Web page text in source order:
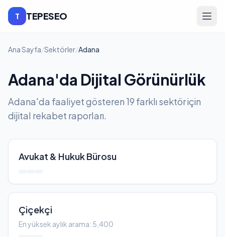
T TEPESEO
Ana Sayfa/Sektörler/Adana
Adana'da Dijital Görünürlük
Adana'da faaliyet gösteren 19 farklı sektör için
dijital rekabet raporları.
Avukat & Hukuk Bürosu
Çiçekçi
En yüksek aylık arama: 5,400